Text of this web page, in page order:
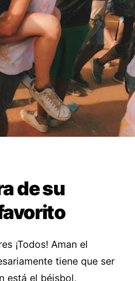
de su
¡Todos! Aman el
tiene que ser
está el béisbol,